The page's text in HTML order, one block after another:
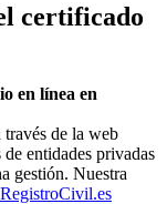
certificado
en línea en
de la web
entidades privadas
gestión. Nuestra